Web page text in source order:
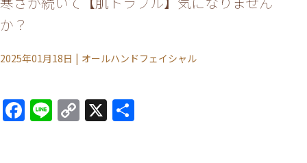
か？
2025年01月18日 | オールハンドフェイシャル
Facebook
LineCopy
Link
X